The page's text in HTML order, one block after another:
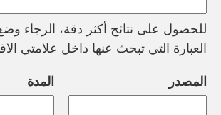
للحصول على نتائج أكثر دقة، الرجاء
العبارة التي تبحث عنها داخل علامتي
المصدر المدة